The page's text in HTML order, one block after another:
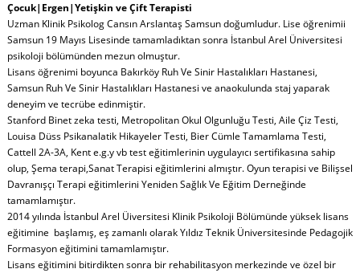
Çocuk|Ergen|Yetişkin ve Çift Terapisti
Uzman Klinik Psikolog Cansın Arslantaş Samsun doğumludur. Lise öğrenimii
Samsun 19 Mayıs Lisesinde tamamladıktan sonra İstanbul Arel Üniversitesi
psikoloji bölümünden mezun olmuştur.
Lisans öğrenimi boyunca Bakırköy Ruh Ve Sinir Hastalıkları Hastanesi,
Samsun Ruh Ve Sinir Hastalıkları Hastanesi ve anaokulunda staj yaparak
deneyim ve tecrübe edinmiştir.
Stanford Binet zeka testi, Metropolitan Okul Olgunluğu Testi, Aile Çiz Testi,
Louisa Düss Psikanalatik Hikayeler Testi, Bier Cümle Tamamlama Testi,
Cattell 2A-3A, Kent e.g.y vb test eğitimlerinin uygulayıcı sertifikasına sahip
olup, Şema terapi,Sanat Terapisi eğitimlerini almıştır. Oyun terapisi ve Bilişsel
Davranışçı Terapi eğitimlerini Yeniden Sağlık Ve Eğitim Derneğinde
tamamlamıştır.
2014 yılında İstanbul Arel Üiversitesi Klinik Psikoloji Bölümünde yüksek lisans
eğitimine başlamış, eş zamanlı olarak Yıldız Teknik Üniversitesinde Pedagojik
Formasyon eğitimini tamamlamıştır.
Lisans eğitimini bitirdikten sonra bir rehabilitasyon merkezinde ve özel bir